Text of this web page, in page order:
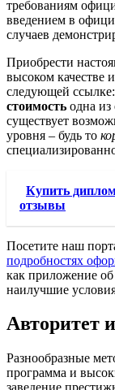
требованиям
введением в
случаев
Приобрести
высоком качестве
следующей ссылке:
стоимость одна
существует
уровня – будь то
Купить диплом
отзывы
Посетите наш
подробностях
как приложение
наилучшие
Авторитет
Разнообразные
программа и